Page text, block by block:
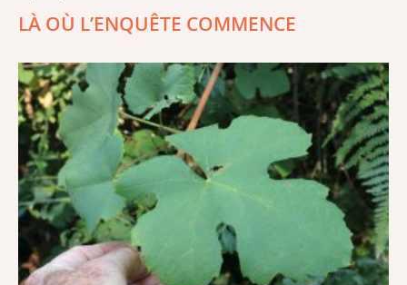
LÀ OÙ L’ENQUÊTE COMMENCE